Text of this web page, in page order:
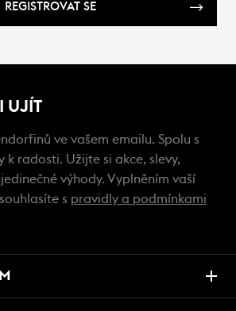
REGISTROVAT SE
UJÍT
ve vašem emailu. Spolu s
k radosti. Užijte si akce, slevy,
výhody. Vyplněním vaší
s pravidly a podmínkami